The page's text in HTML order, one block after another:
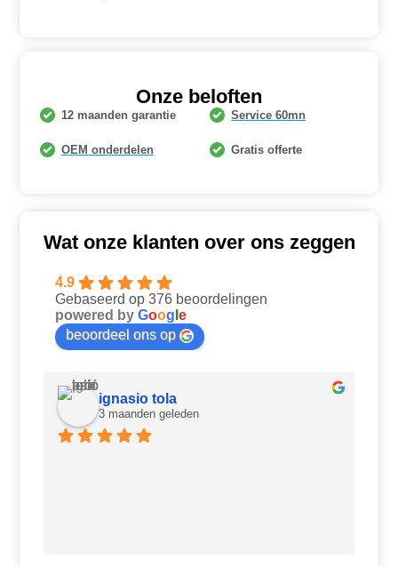
Onze beloften
12 maanden garantie Service 60mn
OEM onderdelen Gratis offerte
Wat onze klanten over ons zeggen
4.9
Gebaseerd op 376 beoordelingen
powered byGoog le
beoordeel ons op
ignasio tola
3 maanden geleden